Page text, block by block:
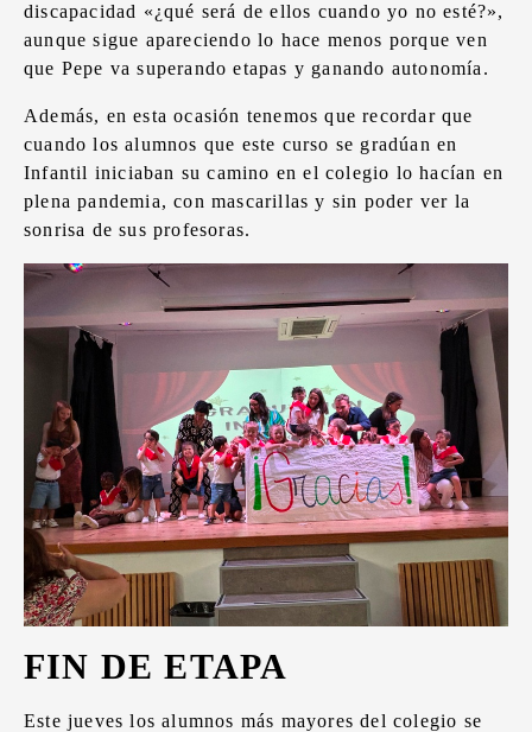
discapacidad «¿qué será de ellos cuando yo no esté?»,
aunque sigue apareciendo lo hace menos porque ven
que Pepe va superando etapas y ganando autonomía.
Además, en esta ocasión tenemos que recordar que
cuando los alumnos que este curso se gradúan en
Infantil iniciaban su camino en el colegio lo hacían en
plena pandemia, con mascarillas y sin poder ver la
sonrisa de sus profesoras.
FIN DE ETAPA
Este jueves los alumnos más mayores del colegio se